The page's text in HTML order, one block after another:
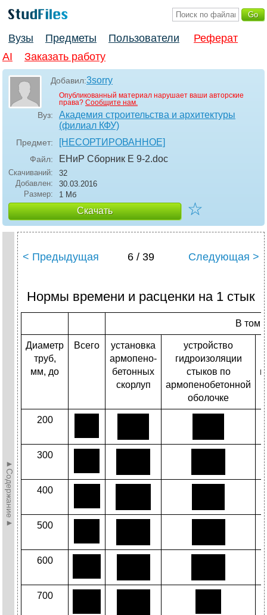
Вузы Предметы Пользователи
Реферат
AI
Заказать работу
Добавил:3sorry
Опубликованный материал нарушает ваши авторские
права? Сообщите нам.
Вуз:
Академия строительства и архитектуры
(филиал КФУ)
Предмет: [НЕСОРТИРОВАННОЕ]
Файл: ЕНиР Сборник Е 9-2.doc
Скачиваний:
32
Добавлен:
30.03.2016
Размер:
1 Мб
Скачать ☆
►Содержание►
< Предыдущая 6 / 39 Следующая >
Нормы времени и расценки на 1 стык
В том
Диаметр
труб,
мм, до
Всего
установка
армопено­
бетонных
скорлуп
устройство
гидроизоляции
стыков по
армопенобетонной
оболочке
200
300
400
500
600
700